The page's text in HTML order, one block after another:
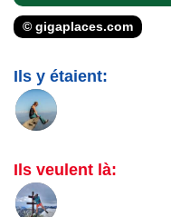
© gigaplaces.com
Ils y étaient:
Ils veulent là: